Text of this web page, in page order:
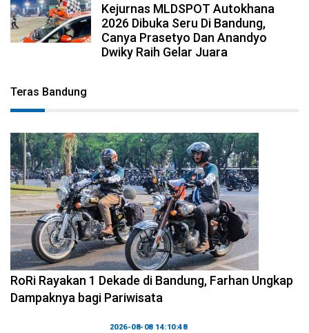
Kejurnas MLDSPOT Autokhana
2026 Dibuka Seru Di Bandung,
Canya Prasetyo Dan Anandyo
Dwiky Raih Gelar Juara
Teras Bandung
2026-08-09 09:55:44
RoRi Rayakan 1 Dekade di Bandung, Farhan Ungkap
Dampaknya bagi Pariwisata
2026-08-08 14:10:48